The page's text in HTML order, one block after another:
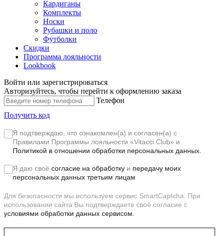
Кардиганы
Комплекты
Носки
Рубашки и поло
Футболки
Скидки
Программа лояльности
Lookbook
Войти или зарегистрироваться
Авторизуйтесь, чтобы перейти к оформлению заказа
Телефон
Получить код
Я подтверждаю, что ознакомлен(а) и согласен(а) с
Правилами Программы лояльности «Vitacci Club» и
Политикой в отношении обработки персональных данных.
Я даю своё согласие на обработку и передачу моих
персональных данных третьим лицам
Для безопасности мы используем сервис SmartCaptcha. При
использовании сайта Вы подтверждаете своё согласие с
условиями обработки данных сервисом.